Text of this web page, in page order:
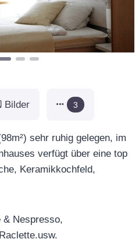
Bilder 3
sehr ruhig gelegen, im
verfügt über eine top
Keramikkochfeld,
& Nespresso,